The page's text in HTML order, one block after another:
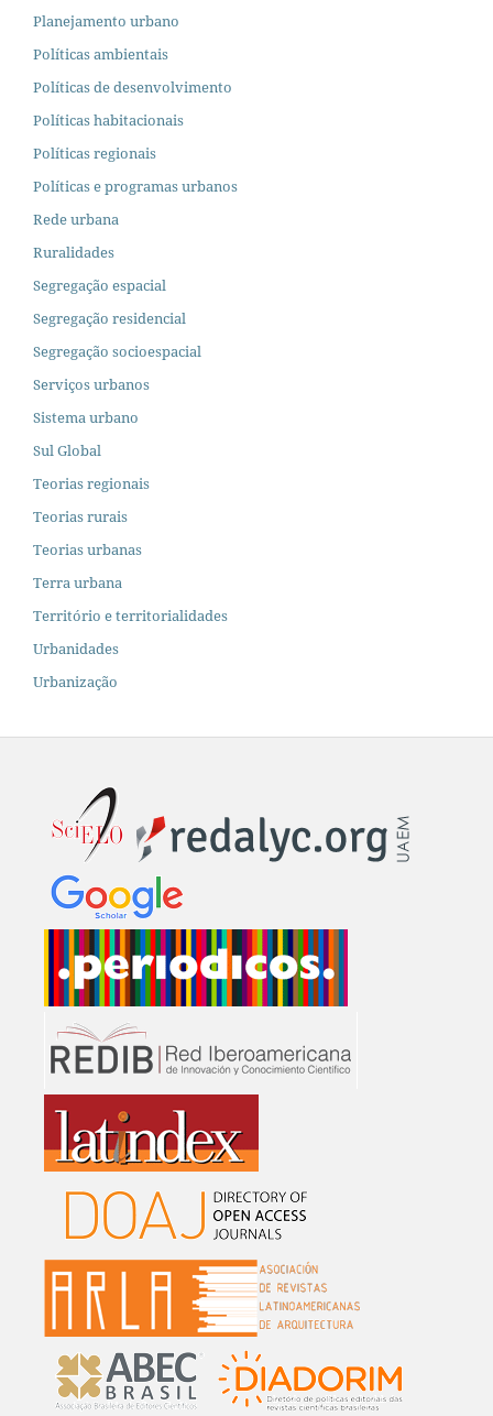
Planejamento urbano
Políticas ambientais
Políticas de desenvolvimento
Políticas habitacionais
Políticas regionais
Políticas e programas urbanos
Rede urbana
Ruralidades
Segregação espacial
Segregação residencial
Segregação socioespacial
Serviços urbanos
Sistema urbano
Sul Global
Teorias regionais
Teorias rurais
Teorias urbanas
Terra urbana
Território e territorialidades
Urbanidades
Urbanização